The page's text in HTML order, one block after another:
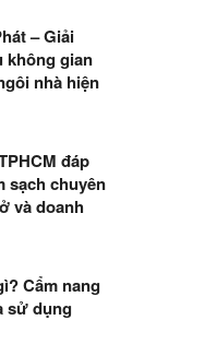
– Giải
không gian
nhà hiện
đáp
sạch chuyên
và doanh
Cẩm nang
sử dụng